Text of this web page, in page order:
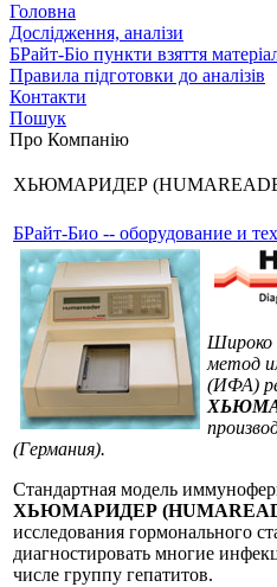
Головна
Дослідження, аналізи
БРайт-Біо пункти взяття
Правила підготовки до аналізів
Контакти
Пошук
Про Компанію
ХЬЮМАРИДЕР
БРайт-Био -- оборудование и
Широко
метод
(ИФА)
(Германия).
Стандартная модель
ХЬЮМАРИДЕР
исследования гормонального
диагностировать многие
числе группу гепатитов.